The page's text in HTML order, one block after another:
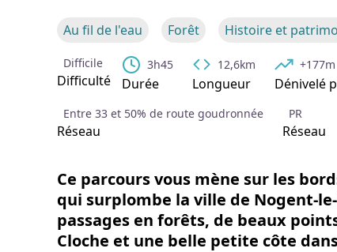
Au fil de l'eau Forêt Histoire et
Difficile
Difficulté
3h45
Durée
12,6km
Longueur
+177m
Dénivelé
Entre 33 et 50% de route goudronnée
Réseau
PR
Réseau
Ce parcours vous mène sur les
qui surplombe la ville de Nogent-
passages en forêts, de beaux
Cloche et une belle petite côte